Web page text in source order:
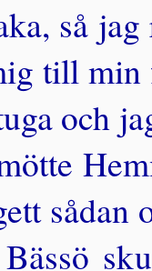
så
till min
och
sådan